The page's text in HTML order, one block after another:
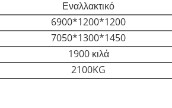
Εναλλακτικό
6900*1200*1200
7050*1300*1450
1900 κιλά
2100KG